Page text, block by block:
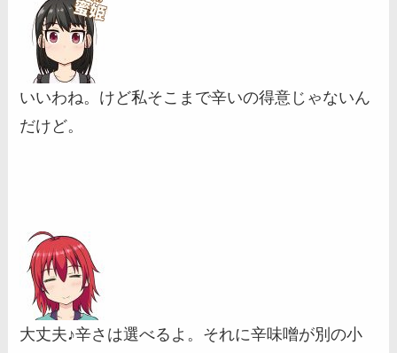
いいわね。けど私そこまで辛いの得意じゃないん
だけど。
大丈夫♪辛さは選べるよ。それに辛味噌が別の小